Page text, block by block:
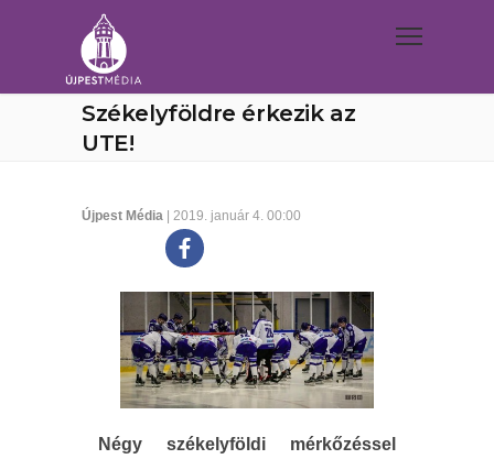
Székelyföldre érkezik az
UTE!
Újpest Média | 2019. január 4. 00:00
Négy székelyföldi mérkőzéssel